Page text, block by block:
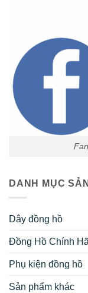
DANH MỤC
Dây đồng hồ
Đồng Hồ Chính
Phụ kiện đồng hồ
Sản phẩm khác